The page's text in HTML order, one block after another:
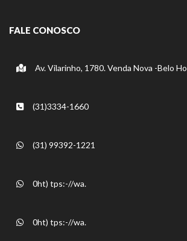
FALE CONOSCO
Av. Vilarinho, 1780. Venda Nova -Belo
(31)3334-1660
(31) 99392-1221
0ht) tps:-//wa.
0ht) tps:-//wa.